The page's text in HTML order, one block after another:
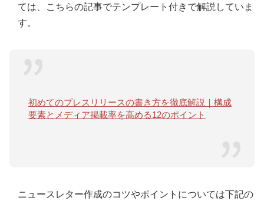
ては、こちらの記事でテンプレート付きで解説していま
す。
初めてのプレスリリースの書き方を徹底解説｜構成
要素とメディア掲載率を高める12のポイント
ニュースレター作成のコツやポイントについては下記の